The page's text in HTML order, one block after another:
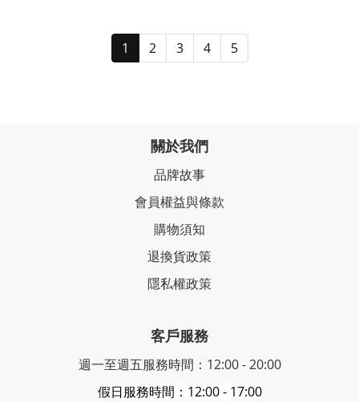
1 2 3 4 5
關於我們
品牌故事
會員權益與條款
購物須知
退換貨政策
隱私權政策
客戶服務
週一至週五服務時間：12:00 - 20:00
假日服務時間：12:00 - 17:00